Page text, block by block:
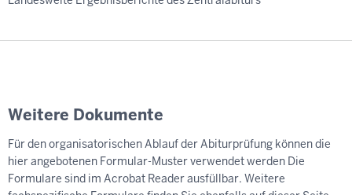
Weitere Dokumente
Für den organisatorischen Ablauf der Abiturprüfung können die
hier angebotenen Formular-Muster verwendet werden Die
Formulare sind im Acrobat Reader ausfüllbar. Weitere